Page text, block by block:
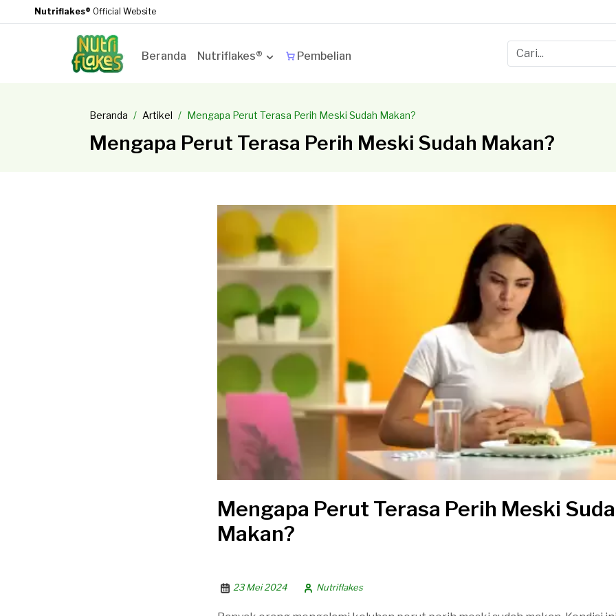
Nutriflakes® Official Website
Beranda Nutriflakes® Pembelian
Beranda Artikel Mengapa Perut Terasa Perih Meski Sudah Makan?
Mengapa Perut Terasa Perih Meski Sudah Makan?
Mengapa Perut Terasa Perih Meski
Makan?
23 Mei 2024 Nutriflakes